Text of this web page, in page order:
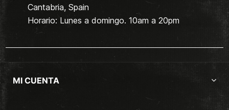
Cantabria, Spain
Horario: Lunes a domingo. 10am a 20pm
MI CUENTA